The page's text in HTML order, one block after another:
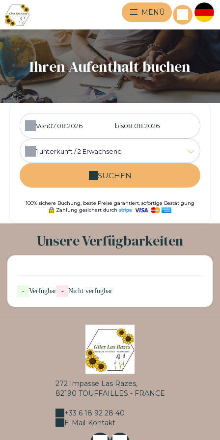
MENÜ
Ihren Aufenthalt buchen
Von bis
1 unterkunft /2 Erwachsene
SUCHEN
100% sichere Buchung, beste Preise garantiert, sofortige Bestätigung
Zahlung gesichert durch
Unsere Verfügbarkeiten
- Verfügbar - Nicht verfügbar
272 Impasse Las Razes,
82190 TOUFFAILLES - FRANCE
+33 6 18 92 28 40
E-Mail-Kontakt